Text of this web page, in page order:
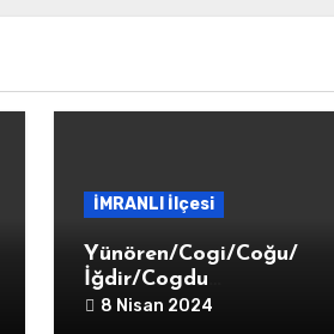
İMRANLI İlçesi
Yünören/Cogi/Coğu/
İğdir/Cogdu
Tekkesi/Karye-i Coğdu
8 Nisan 2024